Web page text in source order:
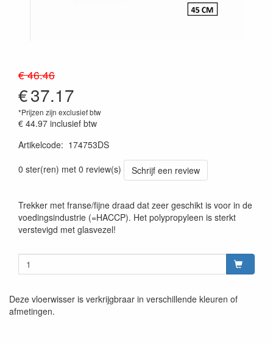
€ 46.46
€37.17
*Prijzen zijn exclusief btw
€ 44.97 inclusief btw
Artikelcode: 174753DS
0 ster(ren) met 0 review(s)
Schrijf een review
Trekker met franse/fijne draad dat zeer geschikt is voor in de
voedingsindustrie (=HACCP). Het polypropyleen is sterkt
verstevigd met glasvezel!
Deze vloerwisser is verkrijgbraar in verschillende kleuren of
afmetingen.